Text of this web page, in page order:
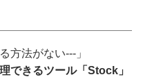
方法がない---」
できるツール「Stock」